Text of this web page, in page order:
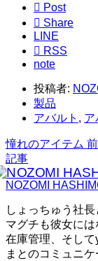
 Post
 Share
LINE
 RSS
note
投稿者:
製品
アバルト , ア
憧れのアイテム
記事
NOZOMI
しょっちゅう社
マグチも彼女に
在庫管理、そし
まとのコミュニ